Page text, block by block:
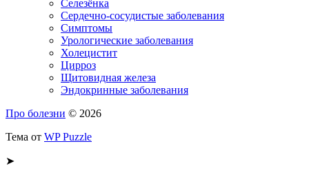
Селезёнка
Сердечно-сосудистые заболевания
Симптомы
Урологические заболевания
Холецистит
Цирроз
Щитовидная железа
Эндокринные заболевания
Про болезни © 2026
Тема от WP Puzzle
➤